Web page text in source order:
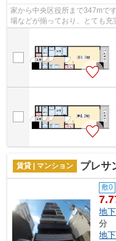
家から中央区役所まで347mで
場などが揃っており、とても
賃貸 | マンション プレサ
敷0
地
分
地